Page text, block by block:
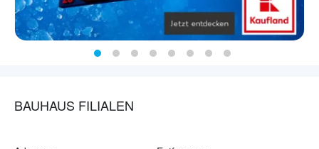
BAUHAUS FILIALEN